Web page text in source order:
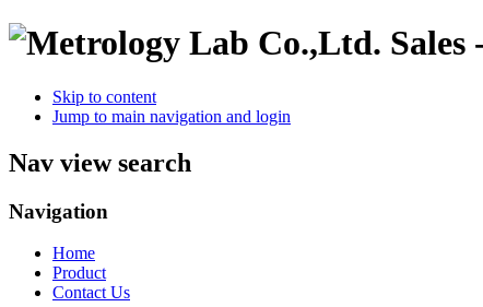
Skip to content
Jump to main navigation and login
Nav view search
Navigation
Home
Product
Contact Us